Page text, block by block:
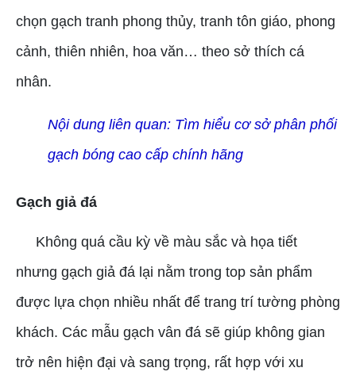
chọn gạch tranh phong thủy, tranh tôn giáo, phong
cảnh, thiên nhiên, hoa văn… theo sở thích cá
nhân.
Nội dung liên quan: Tìm hiểu cơ sở phân phối
gạch bóng cao cấp chính hãng
Gạch giả đá
Không quá cầu kỳ về màu sắc và họa tiết
nhưng gạch giả đá lại nằm trong top sản phẩm
được lựa chọn nhiều nhất để trang trí tường phòng
khách. Các mẫu gạch vân đá sẽ giúp không gian
trở nên hiện đại và sang trọng, rất hợp với xu